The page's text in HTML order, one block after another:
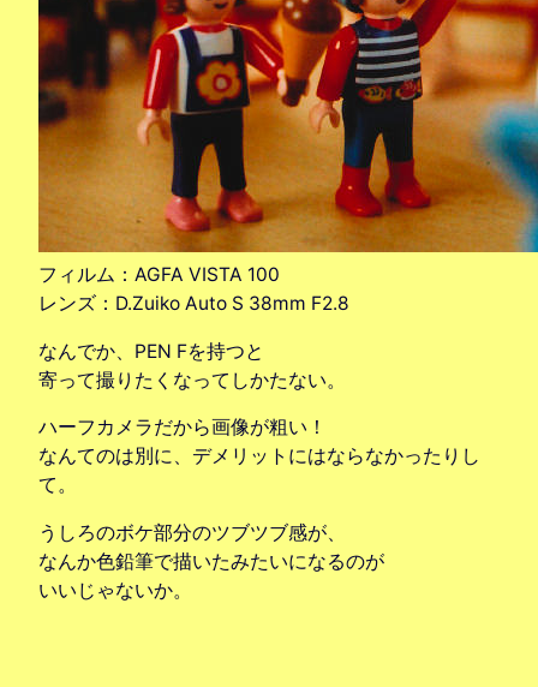
フィルム：AGFA VISTA 100
レンズ：D.Zuiko Auto S 38mm F2.8
なんでか、PEN Fを持つと
寄って撮りたくなってしかたない。
ハーフカメラだから画像が粗い！
なんてのは別に、デメリットにはならなかったりし
て。
うしろのボケ部分のツブツブ感が、
なんか色鉛筆で描いたみたいになるのが
いいじゃないか。